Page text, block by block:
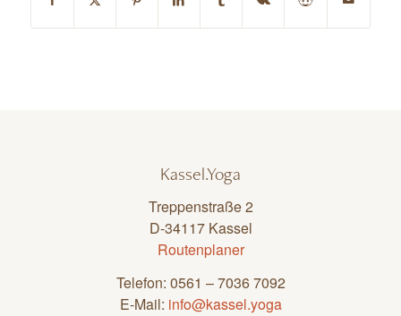
Kassel.Yoga
Treppenstraße 2
D-34117 Kassel
Routenplaner
Telefon: 0561 – 7036 7092
E-Mail: info@kassel.yoga